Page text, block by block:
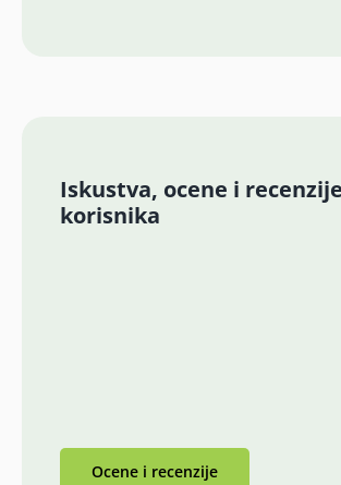
Iskustva, ocene i recenzije
korisnika
Ocene i recenzije